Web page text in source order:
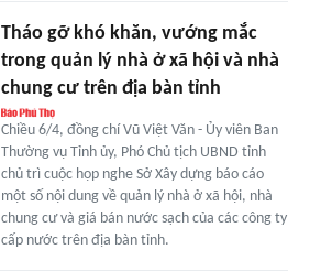
Tháo gỡ khó khăn, vướng mắc
trong quản lý nhà ở xã hội và nhà
chung cư trên địa bàn tỉnh
Chiều 6/4, đồng chí Vũ Việt Văn - Ủy viên Ban
Thường vụ Tỉnh ủy, Phó Chủ tịch UBND tỉnh
chủ trì cuộc họp nghe Sở Xây dựng báo cáo
một số nội dung về quản lý nhà ở xã hội, nhà
chung cư và giá bán nước sạch của các công ty
cấp nước trên địa bàn tỉnh.